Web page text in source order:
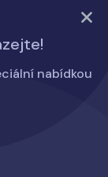
VYZKOUŠET NYNÍ
nabídkou
svých dětí?